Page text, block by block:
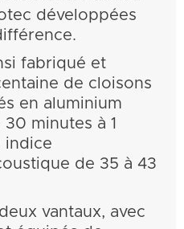
développées
fabriqué et
de cloisons
en aluminium
minutes à 1
indice
de 35 à 43
vantaux, avec